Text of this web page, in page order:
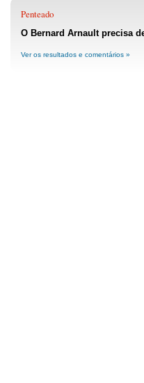
Penteado
O Bernard Arnault precisa
Ver os resultados e comentários »